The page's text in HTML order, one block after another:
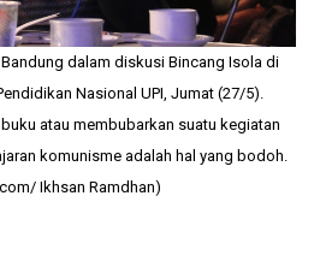
dalam diskusi Bincang Isola di
Nasional UPI, Jumat (27/5).
atau membubarkan suatu kegiatan
komunisme adalah hal yang bodoh.
Ikhsan Ramdhan)